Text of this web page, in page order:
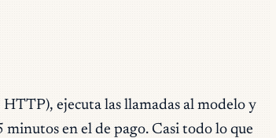
ejecuta las llamadas al modelo y
en el de pago. Casi todo lo que